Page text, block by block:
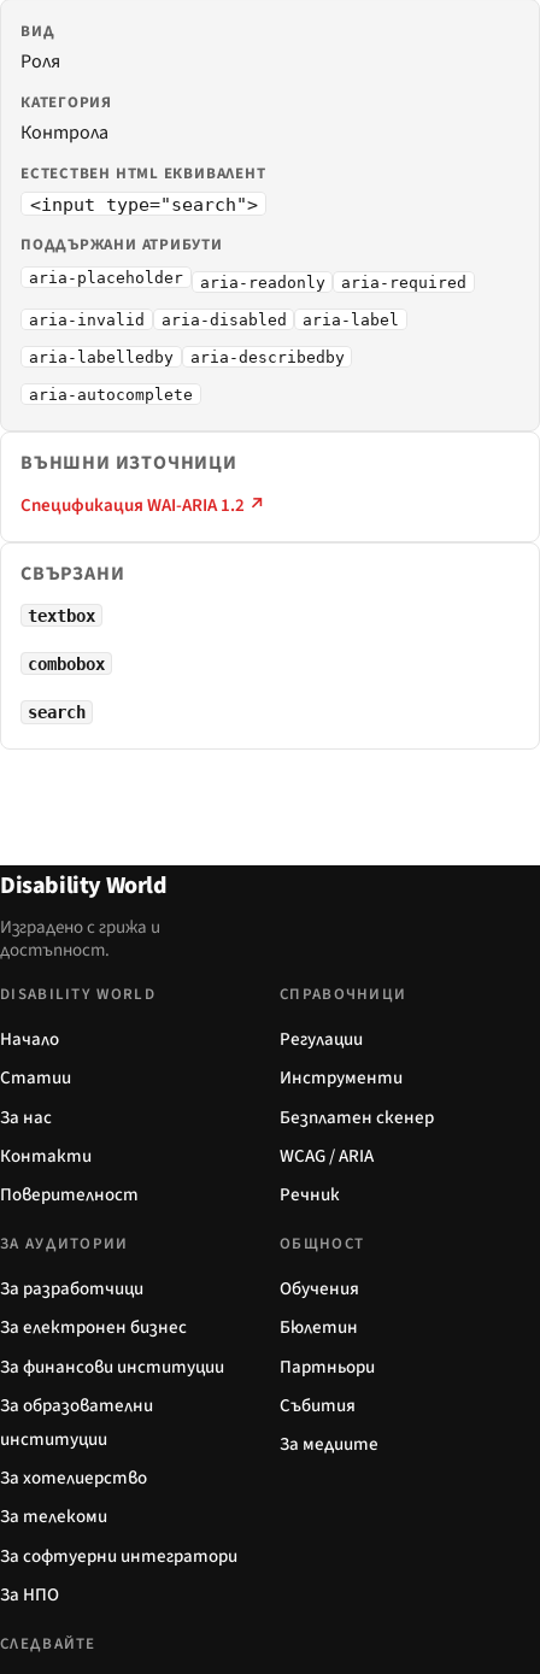
ВИД
Роля
КАТЕГОРИЯ
Контрола
ЕСТЕСТВЕН HTML ЕКВИВАЛЕНТ
<input type="search">
ПОДДЪРЖАНИ АТРИБУТИ
aria-placeholder aria-readonly aria-required
aria-invalid aria-disabled aria-label
aria-labelledby aria-describedby
aria-autocomplete
ВЪНШНИ ИЗТОЧНИЦИ
Спецификация WAI-ARIA 1.2 ↗
СВЪРЗАНИ
textbox
combobox
search
Disability World
Изградено с грижа и
достъпност.
DISABILITY WORLD
Начало
Статии
За нас
Контакти
Поверителност
СПРАВОЧНИЦИ
Регулации
Инструменти
Безплатен скенер
WCAG / ARIA
Речник
ЗА АУДИТОРИИ
За разработчици
За електронен бизнес
За финансови институции
За образователни
институции
За хотелиерство
За телекоми
За софтуерни интегратори
За НПО
ОБЩНОСТ
Обучения
Бюлетин
Партньори
Събития
За медиите
СЛЕДВАЙТЕ